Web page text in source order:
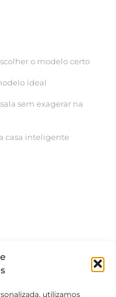
utilizamos
o modelo certo
ideal
sem exagerar na
casa inteligente